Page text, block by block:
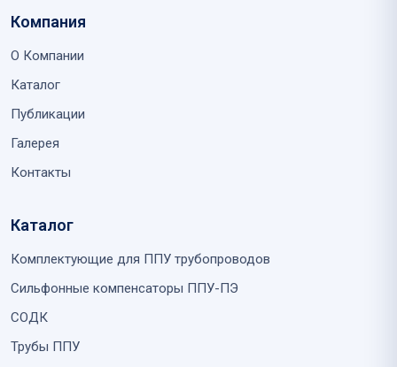
Компания
О Компании
Каталог
Публикации
Галерея
Контакты
Каталог
Комплектующие для ППУ трубопроводов
Сильфонные компенсаторы ППУ-ПЭ
СОДК
Трубы ППУ